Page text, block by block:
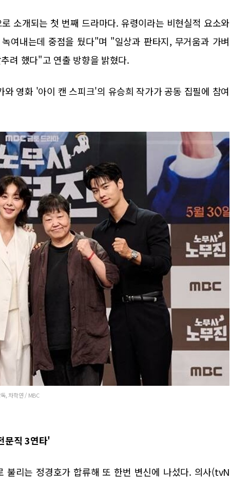
소개되는 첫 번째 드라마다. 유령이라는 비현실적 요소와
여내는데 중점을 뒀다"며 "일상과 판타지, 무거움과 가벼
려 했다"고 연출 방향을 밝혔다.
영화 '아이 캔 스피크'의 유승희 작가가 공동 집필에 참여
, 차학연 / MBC
문직 3연타'
불리는 정경호가 합류해 또 한번 변신에 나섰다. 의사(tvN